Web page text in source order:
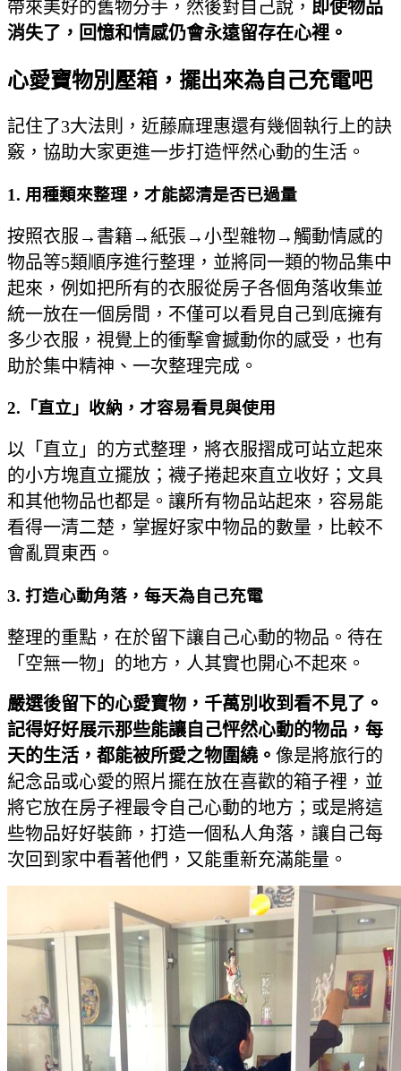
帶來美好的舊物分手，然後對自己說， 即使物品
消失了，回憶和情感仍會永遠留存在心裡。
心愛寶物別壓箱，擺出來為自己充電吧
記住了3大法則，近藤麻理惠還有幾個執行上的訣
竅，協助大家更進一步打造怦然心動的生活。
1. 用種類來整理，才能認清是否已過量
按照衣服→書籍→紙張→小型雜物→觸動情感的
物品等5類順序進行整理，並將同一類的物品集中
起來，例如把所有的衣服從房子各個角落收集並
統一放在一個房間，不僅可以看見自己到底擁有
多少衣服，視覺上的衝擊會撼動你的感受，也有
助於集中精神、一次整理完成。
2.「直立」收納，才容易看見與使用
以「直立」的方式整理，將衣服摺成可站立起來
的小方塊直立擺放；襪子捲起來直立收好；文具
和其他物品也都是。讓所有物品站起來，容易能
看得一清二楚，掌握好家中物品的數量，比較不
會亂買東西。
3. 打造心動角落，每天為自己充電
整理的重點，在於留下讓自己心動的物品。待在
「空無一物」的地方，人其實也開心不起來。
嚴選後留下的心愛寶物，千萬別收到看不見了。
記得好好展示那些能讓自己怦然心動的物品，每
天的生活，都能被所愛之物圍繞。 像是將旅行的
紀念品或心愛的照片擺在放在喜歡的箱子裡，並
將它放在房子裡最令自己心動的地方；或是將這
些物品好好裝飾，打造一個私人角落，讓自己每
次回到家中看著他們，又能重新充滿能量。